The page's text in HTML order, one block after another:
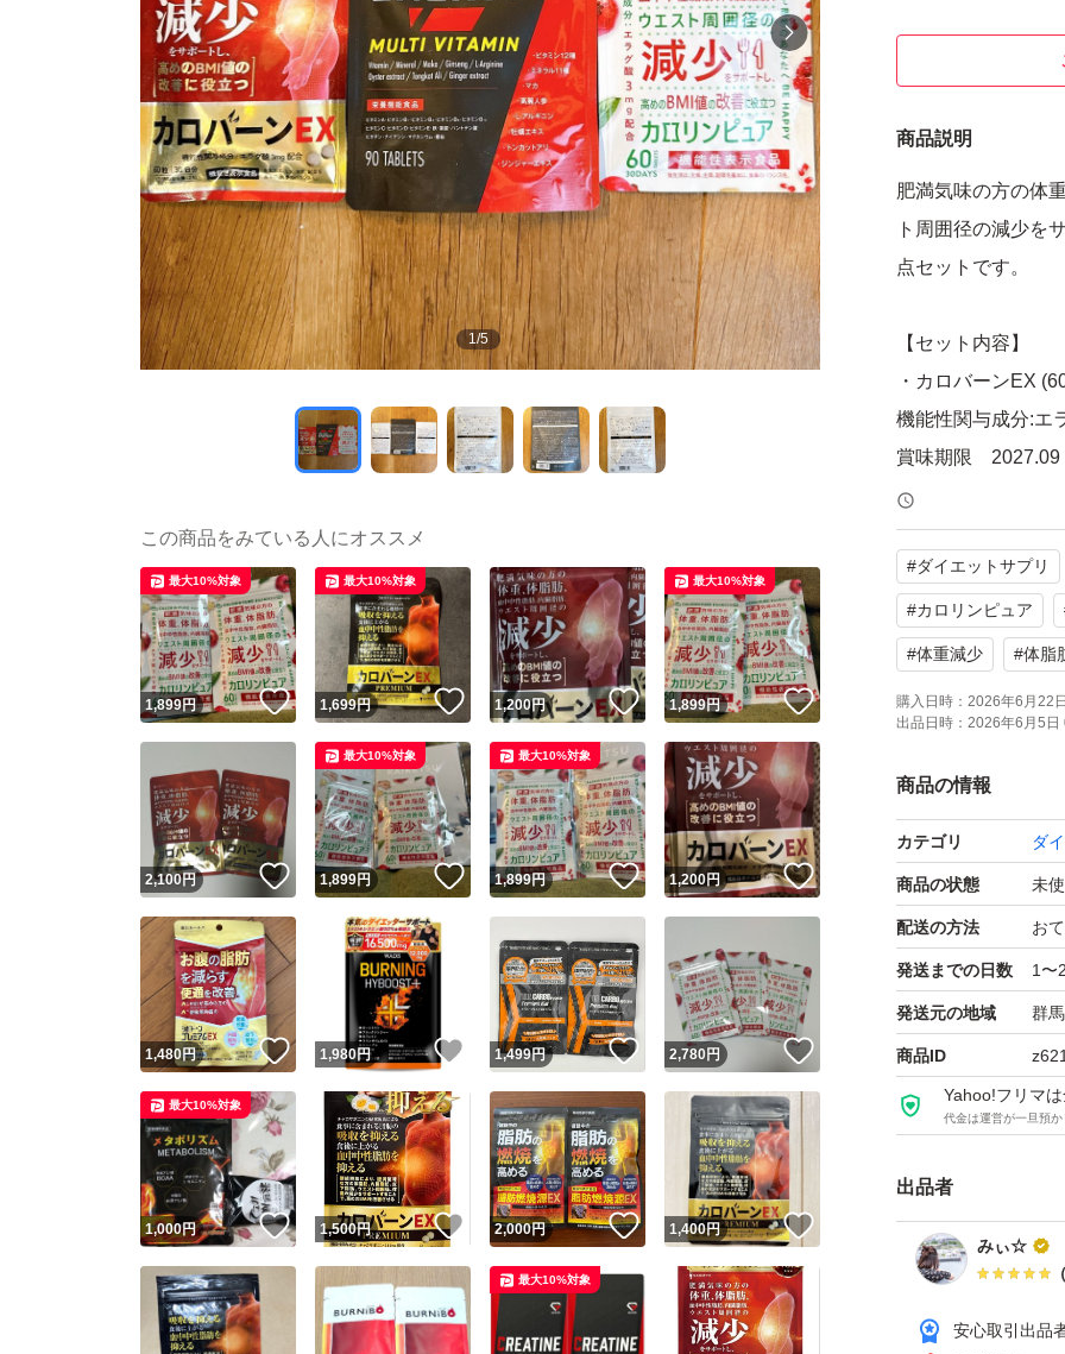
1/5
商品説明
肥満気味の方の体
ト周囲径の減少を
点セットです。
【セット内容】
・カロバーンEX
機能性関与成分:エ
賞味期限 2027.09
・カロリンピュア
機能性関与成分:エ
賞味期限 2027.07
ビタミン12種、ミ
賞味期限 2027.10
すべて未使用品で
健康的なダイエッ
色々試したい方に
よろしくお願いい
#ダイエットサプリ
#カロリンピュア
#体重減少 #体脂
購入日時： 2026年6月22
出品日時： 2026年6月5日
商品の情報
カテゴリ ダ
商品の状態 未
配送の方法 お
発送までの日数 1〜
発送元の地域 群
商品ID
Yahoo!フリマ
代金は運営が一旦預
出品者
みぃ☆
（
安心取引出品
この商品をみている人にオススメ
1,899円 いいね！
最大10%対象
1,699円 いいね！
最大10%対象
1,200円 いいね！
1,899円 いいね！
最大10%対象
2,100円 いいね！
1,899円 いいね！
最大10%対象
1,899円 いいね！
最大10%対象
1,200円 いいね！
1,480円 いいね！
1,980円 いいね！
1,499円 いいね！
2,780円
1,000円 いいね！
最大10%対象
1,500円 いいね！
2,000円 いいね！
1,400円
最大10%対象